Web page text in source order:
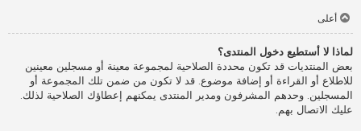
أعلى
لماذا لا أستطيع دخول المنتدى؟
بعض المنتديات قد تكون محددة الصلاحية لمجموعة معينة أو مسجلين معينين
للاطلاع أو القراءة أو إضافة موضوع. قد لا تكون من ضمن تلك المجموعة أو
المسجلين. وحدهم المشرفون ومدير المنتدى يمكنهم إعطاؤك الصلاحية لذلك.
عليك الاتصال بهم.